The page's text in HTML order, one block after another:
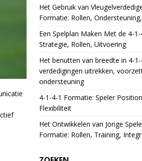
Het Gebruik van
Formatie: Rollen,
Een Spelplan Maken Met de 4-
Strategie, Rollen, Uitvoering
Het benutten van breedte in 4-
verdedigingen uitrekken,
ondersteuning
4-1-4-1 Formatie: Speler
Flexibiliteit
Het Ontwikkelen van Jonge
Formatie: Rollen, Training,